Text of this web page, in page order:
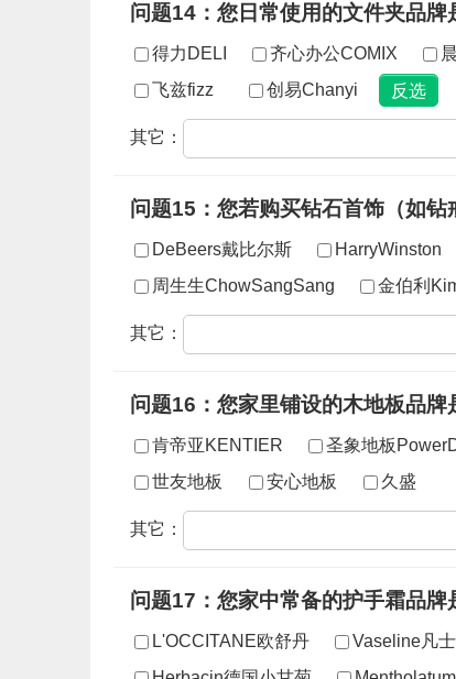
问题14：您日常使用的文件夹品牌
得力DELI 齐心办公COMIX
飞兹fizz
创易Chanyi
其它：
问题15：您若购买钻石首饰（如
DeBeers戴比尔斯 HarryWinston
周生生ChowSangSang
金伯利
其它：
问题16：您家里铺设的木地板品牌
肯帝亚KENTIER 圣象地板
世友地板
安心地板 久盛
其它：
问题17：您家中常备的护手霜品牌
L'OCCITANE欧舒丹 Vaseline凡